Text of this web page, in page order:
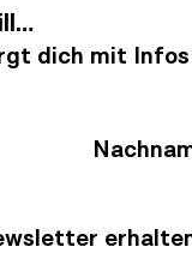
dich mit